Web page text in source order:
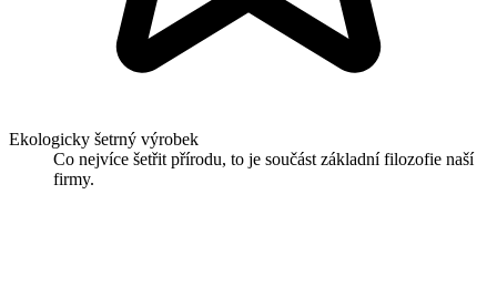
Ekologicky šetrný výrobek
Co nejvíce šetřit přírodu, to je součást základní filozofie naší
firmy.